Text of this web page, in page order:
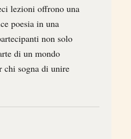
lezioni offrono una
poesia in una
non solo
di un mondo
chi sogna di unire